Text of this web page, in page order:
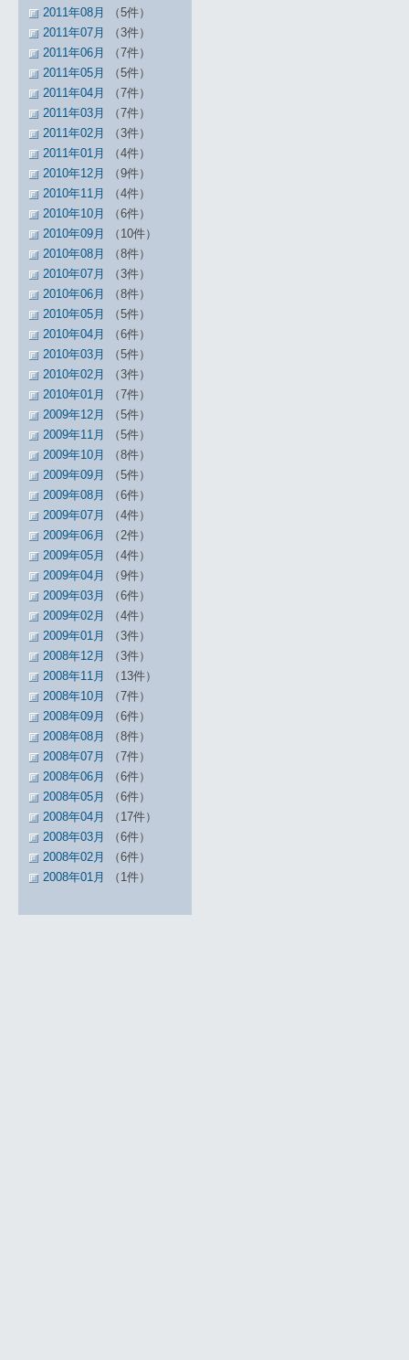
2011年08月
（5件）
2011年07月
（3件）
2011年06月
（7件）
2011年05月
（5件）
2011年04月
（7件）
2011年03月
（7件）
2011年02月
（3件）
2011年01月
（4件）
2010年12月
（9件）
2010年11月
（4件）
2010年10月
（6件）
2010年09月
（10件）
2010年08月
（8件）
2010年07月
（3件）
2010年06月
（8件）
2010年05月
（5件）
2010年04月
（6件）
2010年03月
（5件）
2010年02月
（3件）
2010年01月
（7件）
2009年12月
（5件）
2009年11月
（5件）
2009年10月
（8件）
2009年09月
（5件）
2009年08月
（6件）
2009年07月
（4件）
2009年06月
（2件）
2009年05月
（4件）
2009年04月
（9件）
2009年03月
（6件）
2009年02月
（4件）
2009年01月
（3件）
2008年12月
（3件）
2008年11月
（13件）
2008年10月
（7件）
2008年09月
（6件）
2008年08月
（8件）
2008年07月
（7件）
2008年06月
（6件）
2008年05月
（6件）
2008年04月
（17件）
2008年03月
（6件）
2008年02月
（6件）
2008年01月
（1件）